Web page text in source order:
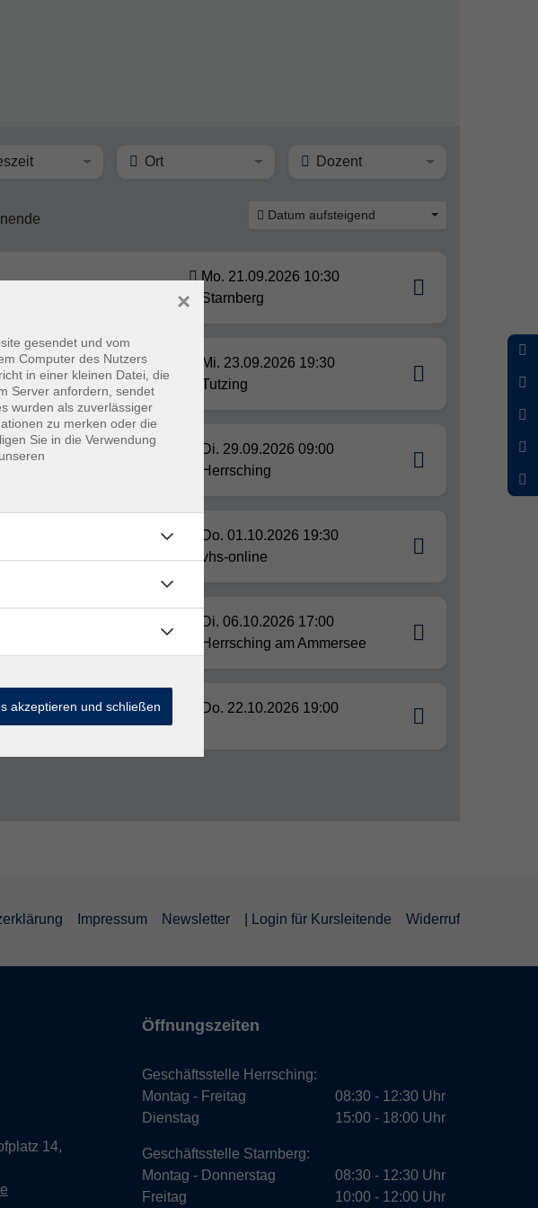
Ort Dozent
Datum aufsteigend
Mo. 21.09.2026 10:30
Starnberg
e Lettura
Mi. 23.09.2026 19:30
Tutzing
Di. 29.09.2026 09:00
Herrsching
Do. 01.10.2026 19:30
vhs-online
Di. 06.10.2026 17:00
Herrsching am Ammersee
im
Do. 22.10.2026 19:00
Impressum Newsletter | Login für Kursleitende Widerruf
14,
Öffnungszeiten
Geschäftsstelle Herrsching:
Montag - Freitag
Dienstag
08:30 - 12:30 Uhr
15:00 - 18:00 Uhr
Geschäftsstelle Starnberg:
Montag - Donnerstag
Freitag
08:30 - 12:30 Uhr
10:00 - 12:00 Uhr
gesendet und vom
Computer des Nutzers
in einer kleinen Datei, die
Server anfordern, sendet
wurden als zuverlässiger
zu merken oder die
Sie in die Verwendung
×
akzeptieren und schließen